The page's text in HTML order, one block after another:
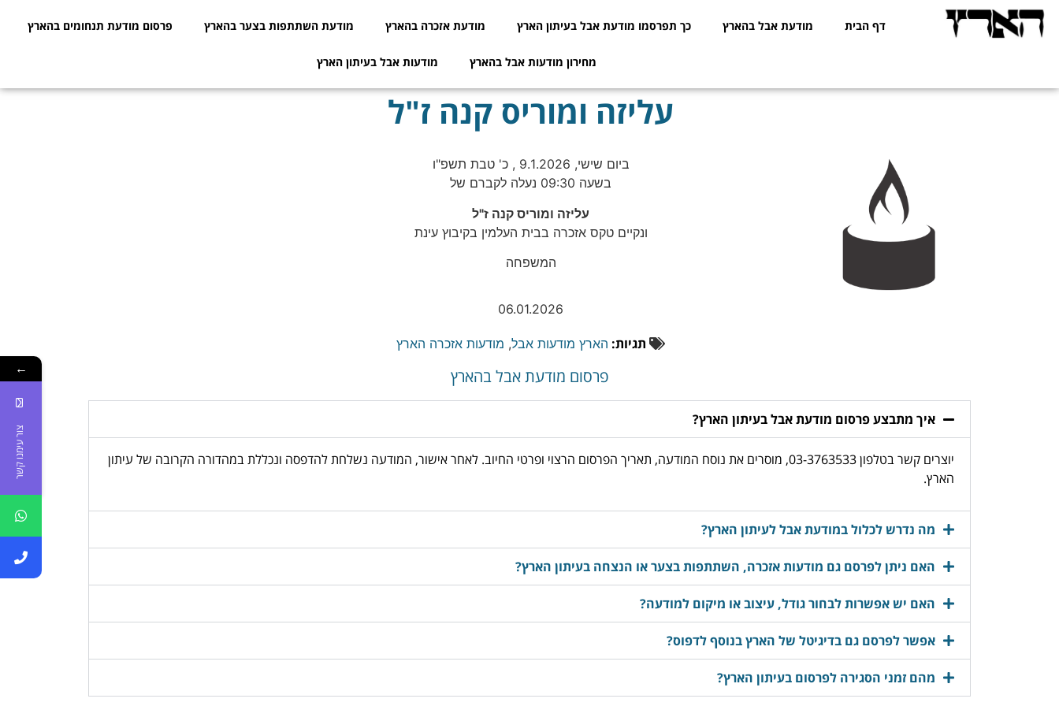
דף הבית מודעת אבל בהארץ כך תפרסמו מודעת אבל בעיתון הארץ מודעת אזכרה בהארץ מודעת השתתפות בצער בהארץ פרסום מודעת תנחומים בהארץ
מחירון מודעות אבל בהארץ מודעות אבל בעיתון הארץ
עליזה ומוריס קנה ז"ל
ביום שישי, 9.1.2026 , כ' טבת תשפ"ו
בשעה 09:30 נעלה לקברם של
עליזה ומוריס קנה ז"ל
ונקיים טקס אזכרה בבית העלמין בקיבוץ עינת
המשפחה
06.01.2026
תגיות: הארץ מודעות אבל, מודעות אזכרה הארץ
פרסום מודעת אבל בהארץ
איך מתבצע פרסום מודעת אבל בעיתון הארץ?
יוצרים קשר בטלפון 03-3763533, מוסרים את נוסח המודעה, תאריך הפרסום הרצוי ופרטי החיוב. לאחר אישור, המודעה נשלחת להדפסה ונכללת במהדורה הקרובה של עיתון
הארץ.
מה נדרש לכלול במודעת אבל לעיתון הארץ?
האם ניתן לפרסם גם מודעות אזכרה, השתתפות בצער או הנצחה בעיתון הארץ?
האם יש אפשרות לבחור גודל, עיצוב או מיקום למודעה?
אפשר לפרסם גם בדיגיטל של הארץ בנוסף לדפוס?
מהם זמני הסגירה לפרסום בעיתון הארץ?
←
צור עימנו קשר